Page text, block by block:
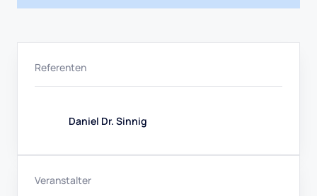
Referenten
Daniel Dr. Sinnig
Veranstalter